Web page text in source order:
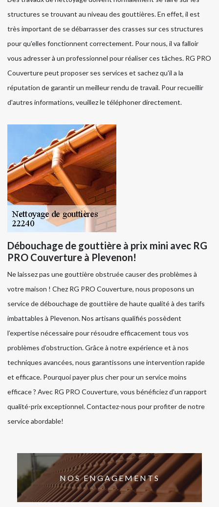
structures se trouvant au niveau des gouttières. En effet, il est
très important de se débarrasser des crasses sur ces structures
pour qu'elles fonctionnent correctement. Pour nous, il va falloir
vous adresser à un professionnel pour réaliser ces tâches. RG PRO
Couverture peut proposer ses services et sachez qu'il a la
réputation de garantir un meilleur rendu de travail. Pour recueillir
d'autres informations, veuillez le téléphoner directement.
Débouchage de gouttière à prix mini avec RG
PRO Couverture à Plevenon!
Ne laissez pas une gouttière obstruée causer des problèmes à
votre maison ! Chez RG PRO Couverture, nous proposons un
service de débouchage de gouttière de haute qualité à des tarifs
imbattables à Plevenon. Nos artisans qualifiés possèdent
l’expertise nécessaire pour résoudre efficacement tous vos
problèmes d’obstruction. Grâce à notre expérience et à nos
techniques avancées, nous garantissons une intervention rapide
et efficace. Pourquoi payer plus cher pour un service moins
efficace ? Avec RG PRO Couverture, vous bénéficiez d’un rapport
qualité-prix exceptionnel. Contactez-nous pour profiter de notre
service abordable!
NOS ENGAGEMENTS